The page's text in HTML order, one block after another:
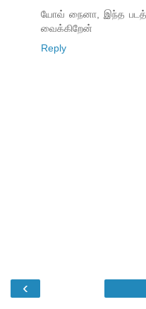
யோவ் நைனா, இந்த
வைக்கிறேன்
Reply
‹